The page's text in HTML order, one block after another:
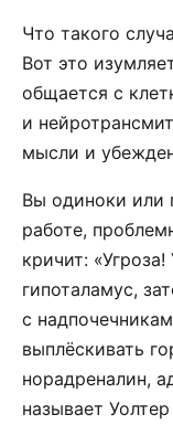
Что такого
Вот это
общается с
и
мысли и
Вы одиноки или
работе,
кричит:
гипоталамус,
с
выплёскивать
норадреналин,
называет